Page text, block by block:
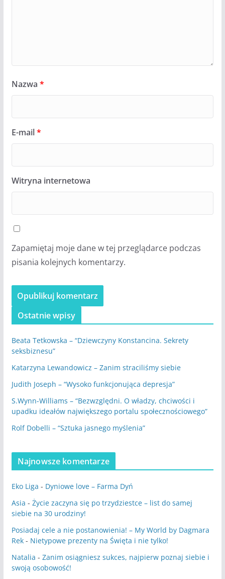
Nazwa *
E-mail*
Witryna internetowa
Zapamiętaj moje dane w tej przeglądarce podczas
pisania kolejnych komentarzy.
Ostatnie wpisy
Beata Tetkowska – “Dziewczyny Konstancina. Sekrety
seksbiznesu”
Katarzyna Lewandowicz – Zanim straciliśmy siebie
Judith Joseph – “Wysoko funkcjonująca depresja”
S.Wynn-Williams – “Bezwzględni. O władzy, chciwości i
upadku ideałów największego portalu społecznościowego”
Rolf Dobelli – “Sztuka jasnego myślenia”
Najnowsze komentarze
Eko Liga - Dyniowe love – Farma Dyń
Asia - Życie zaczyna się po trzydziestce – list do samej
siebie na 30 urodziny!
Posiadaj cele a nie postanowienia! – My World by Dagmara
Rek- Nietypowe prezenty na Święta i nie tylko!
Natalia - Zanim osiągniesz sukces, najpierw poznaj siebie i
swoją osobowość!